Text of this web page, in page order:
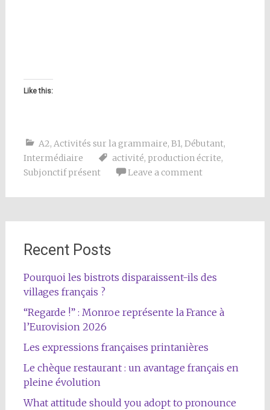
Like this:
A2, Activités sur la grammaire, B1, Débutant,
Intermédiaire
activité, production écrite,
Subjonctif présent
Leave a comment
Recent Posts
Pourquoi les bistrots disparaissent-ils des
villages français ?
“Regarde !” : Monroe représente la France à
l’Eurovision 2026
Les expressions françaises printanières
Le chèque restaurant : un avantage français en
pleine évolution
What attitude should you adopt to pronounce